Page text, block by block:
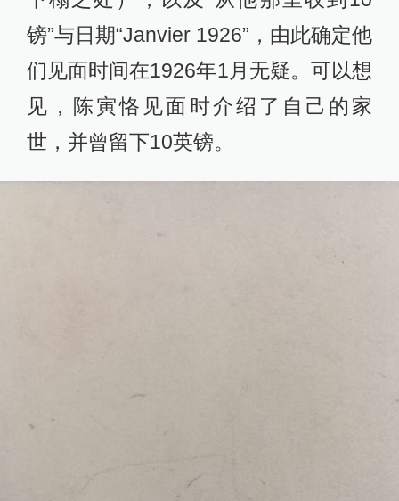
镑”与日期“Janvier 1926”，由此确定他
们见面时间在1926年1月无疑。可以想
见，陈寅恪见面时介绍了自己的家
世，并曾留下10英镑。